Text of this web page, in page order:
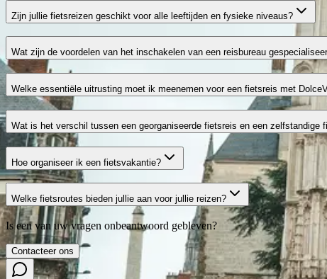
Zijn jullie fietsreizen geschikt voor alle leeftijden en fysieke niveaus?
Wat zijn de voordelen van het inschakelen van een reisbureau
Welke essentiële uitrusting moet ik meenemen voor een fietsreis met
Wat is het verschil tussen een georganiseerde fietsreis en een zelfstandige
Hoe organiseer ik een fietsvakantie?
Welke fietsroutes bieden jullie aan voor jullie reizen?
Is een van uw vragen onbeantwoord gebleven?
Contacteer ons